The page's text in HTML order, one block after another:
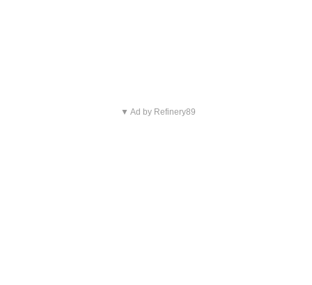
▼ Ad by Refinery89